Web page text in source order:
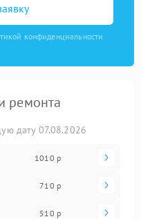
конфиденциальности
ремонта
дату 07.08.2026
1010 р
710 р
510 р